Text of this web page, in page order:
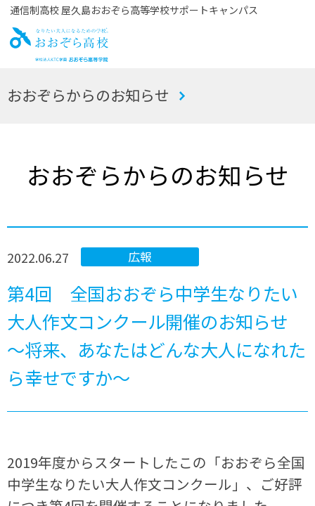
通信制高校 屋久島おおぞら高等学校サポートキャンパス
お
おおぞらからのお知らせ
おおぞらからのお知らせ
2022.06.27 広報
第4回 全国おおぞら中学生なりたい
大人作文コンクール開催のお知らせ
～将来、あなたはどんな大人になれた
ら幸せですか～
2019年度からスタートしたこの「おおぞら全国
中学生なりたい大人作文コンクール」、ご好評